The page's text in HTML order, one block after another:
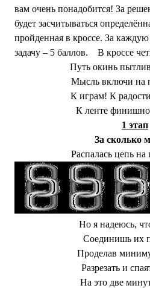
вам очень понадобится! За
будет засчитываться
пройденная в кроссе. За
задачу – 5 баллов. В кроссе
Путь окинь
Мысль включи на
К играм! К
К ленте
1 этап
За сколько
Распалась цепь на
Но я надеюсь,
Соединишь их
Проделав
Разрезать и
На это две